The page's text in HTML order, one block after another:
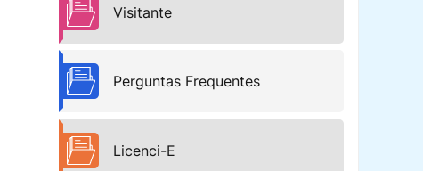
Visitante
Perguntas Frequentes
Licenci-E